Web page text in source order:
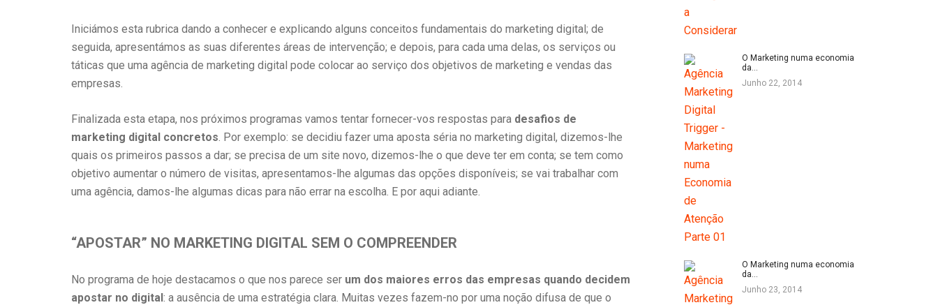
Iniciámos esta rubrica dando a conhecer e explicando alguns conceitos fundamentais do marketing digital; de
seguida, apresentámos as suas diferentes áreas de intervenção; e depois, para cada uma delas, os serviços ou
táticas que uma agência de marketing digital pode colocar ao serviço dos objetivos de marketing e vendas das
empresas.
Finalizada esta etapa, nos próximos programas vamos tentar fornecer-vos respostas para desafios de
marketing digital concretos. Por exemplo: se decidiu fazer uma aposta séria no marketing digital, dizemos-lhe
quais os primeiros passos a dar; se precisa de um site novo, dizemos-lhe o que deve ter em conta; se tem como
objetivo aumentar o número de visitas, apresentamos-lhe algumas das opções disponíveis; se vai trabalhar com
uma agência, damos-lhe algumas dicas para não errar na escolha. E por aqui adiante.
“APOSTAR” NO MARKETING DIGITAL SEM O COMPREENDER
No programa de hoje destacamos o que nos parece ser um dos maiores erros das empresas quando decidem
apostar no digital: a ausência de uma estratégia clara. Muitas vezes fazem-no por uma noção difusa de que o
O Marketing numa economia
da…
Junho 22, 2014
O Marketing numa economia
da…
Junho 23, 2014